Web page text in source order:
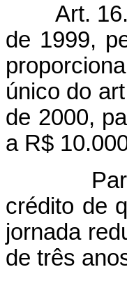
Art.
de 1999,
único do
de 2000,
a R$
crédito de
jornada
de três